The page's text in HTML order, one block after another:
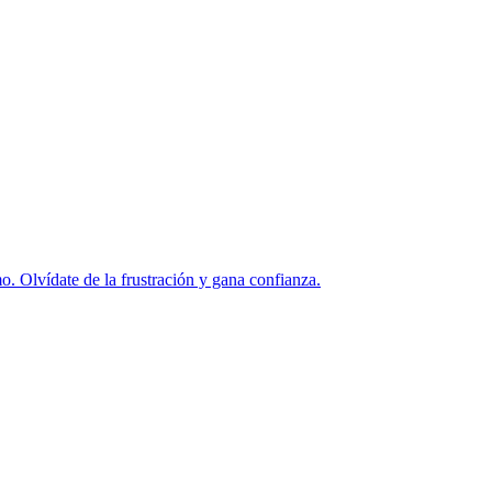
Olvídate de la frustración y gana confianza.